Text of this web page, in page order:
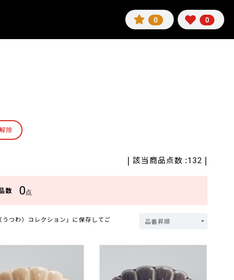
0 0
除
| 該当商品点数 :132 |
数 0点
つわ）コレクション」に保存してご